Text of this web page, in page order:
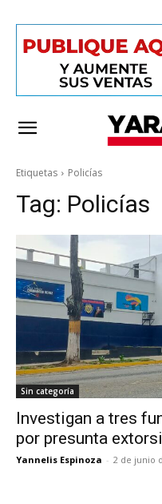
Etiquetas Policías
Tag: Policías
Sin categoría
Investigan a tres
por presunta
Yannelis Espinoza - 2 de junio